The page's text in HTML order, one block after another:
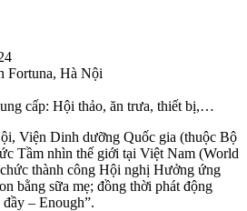
Fortuna, Hà Nội
cấp: Hội thảo, ăn trưa, thiết bị,…
Viện Dinh dưỡng Quốc gia (thuộc Bộ
Tầm nhìn thế giới tại Việt Nam (World
thành công Hội nghị Hưởng ứng
bằng sữa mẹ; đồng thời phát động
– Enough”.